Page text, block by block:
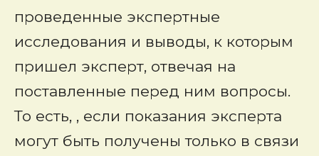
проведенные экспертные
исследования и выводы, к которым
пришел эксперт, отвечая на
поставленные перед ним вопросы.
То есть, , если показания эксперта
могут быть получены только в связи